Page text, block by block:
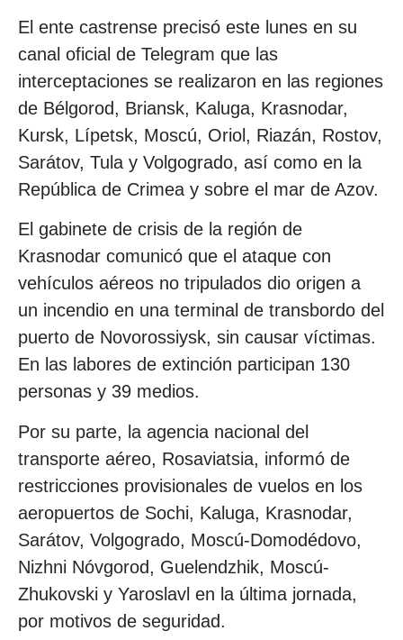
El ente castrense precisó este lunes en su
canal oficial de Telegram que las
interceptaciones se realizaron en las regiones
de Bélgorod, Briansk, Kaluga, Krasnodar,
Kursk, Lípetsk, Moscú, Oriol, Riazán, Rostov,
Sarátov, Tula y Volgogrado, así como en la
República de Crimea y sobre el mar de Azov.
El gabinete de crisis de la región de
Krasnodar comunicó que el ataque con
vehículos aéreos no tripulados dio origen a
un incendio en una terminal de transbordo del
puerto de Novorossiysk, sin causar víctimas.
En las labores de extinción participan 130
personas y 39 medios.
Por su parte, la agencia nacional del
transporte aéreo, Rosaviatsia, informó de
restricciones provisionales de vuelos en los
aeropuertos de Sochi, Kaluga, Krasnodar,
Sarátov, Volgogrado, Moscú-Domodédovo,
Nizhni Nóvgorod, Guelendzhik, Moscú-
Zhukovski y Yaroslavl en la última jornada,
por motivos de seguridad.